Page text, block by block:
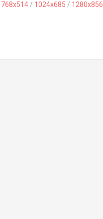
768x514/ 1024x685 / 1280x856